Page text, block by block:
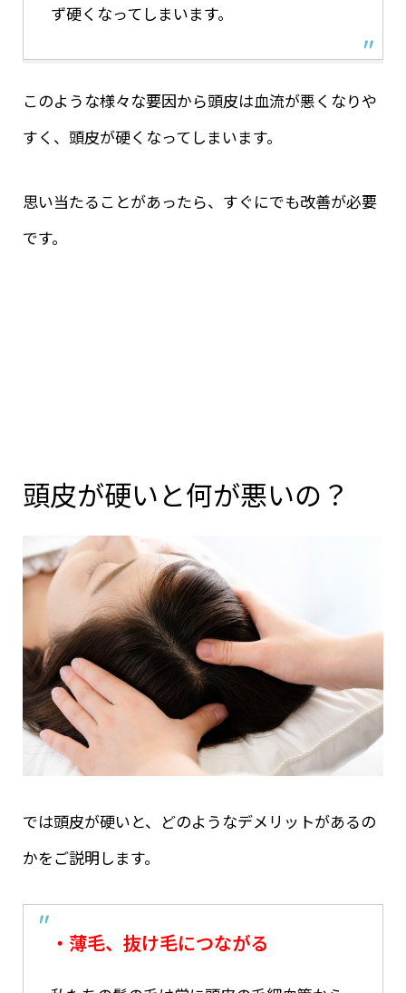
ず硬くなってしまいます。
このような様々な要因から頭皮は血流が悪くなりや
すく、頭皮が硬くなってしまいます。
思い当たることがあったら、すぐにでも改善が必要
です。
頭皮が硬いと何が悪いの？
では頭皮が硬いと、どのようなデメリットがあるの
かをご説明します。
・薄毛、抜け毛につながる